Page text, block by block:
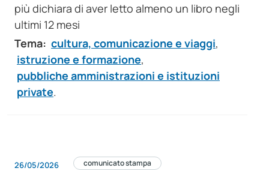
più dichiara di aver letto almeno un libro negli
ultimi 12 mesi
Tema: cultura, comunicazione e viaggi,
istruzione e formazione,
pubbliche amministrazioni e istituzioni
private.
26/05/2026 comunicato stampa